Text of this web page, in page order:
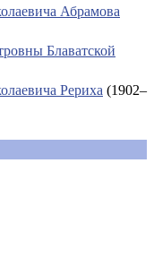
Абрамова
Блаватской
Рериха (1902–